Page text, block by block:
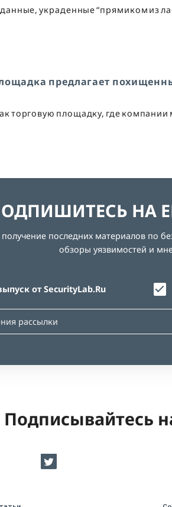
украденные “прямиком из
предлагает
торговую площадку, где компании
НА
последних материалов по
обзоры уязвимостей и
от SecurityLab.Ru
Подписывайтесь